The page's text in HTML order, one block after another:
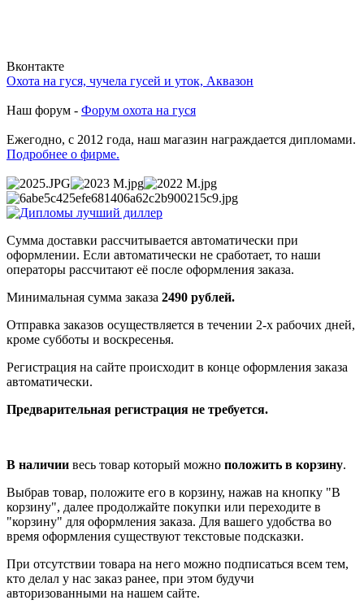
Вконтакте
Охота на гуся, чучела гусей и уток, Аквазон
Наш форум - Форум охота на гуся
Ежегодно, с 2012 года, наш магазин награждается дипломами.
Подробнее о фирме.
Сумма доставки рассчитывается автоматически при
оформлении. Если автоматически не сработает, то наши
операторы рассчитают её после оформления заказа.
Минимальная сумма заказа 2490 рублей.
Отправка заказов осуществляется в течении 2-х рабочих дней,
кроме субботы и воскресенья.
Регистрация на сайте происходит в конце оформления заказа
автоматически.
Предварительная регистрация не требуется.
В наличии весь товар который можно положить в корзину.
Выбрав товар, положите его в корзину, нажав на кнопку "В
корзину", далее продолжайте покупки или переходите в
"корзину" для оформления заказа. Для вашего удобства во
время оформления существуют текстовые подсказки.
При отсутствии товара на него можно подписаться всем тем,
кто делал у нас заказ ранее, при этом будучи
авторизованными на нашем сайте.